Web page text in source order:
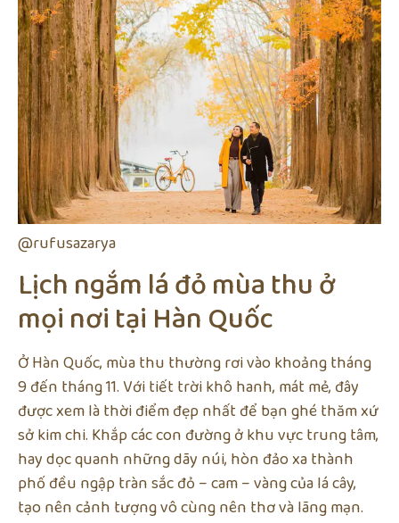
@rufusazarya
Lịch ngắm lá đỏ mùa thu ở
mọi nơi tại Hàn Quốc
Ở Hàn Quốc, mùa thu thường rơi vào khoảng tháng
9 đến tháng 11. Với tiết trời khô hanh, mát mẻ, đây
được xem là thời điểm đẹp nhất để bạn ghé thăm xứ
sở kim chi. Khắp các con đường ở khu vực trung tâm,
hay dọc quanh những dãy núi, hòn đảo xa thành
phố đều ngập tràn sắc đỏ – cam – vàng của lá cây,
tạo nên cảnh tượng vô cùng nên thơ và lãng mạn.